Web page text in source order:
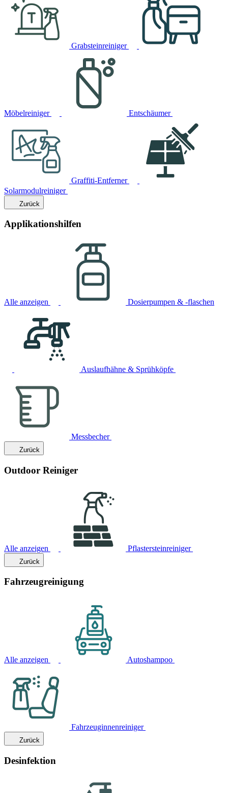
Grabsteinreiniger
Möbelreiniger Entschäumer
Graffiti-Entferner
Solarmodulreiniger
Zurück
Applikationshilfen
Alle anzeigen Dosierpumpen & -flaschen
Auslaufhähne & Sprühköpfe
Messbecher
Zurück
Outdoor Reiniger
Alle anzeigen Pflastersteinreiniger
Zurück
Fahrzeugreinigung
Alle anzeigen Autoshampoo
Fahrzeuginnenreiniger
Zurück
Desinfektion